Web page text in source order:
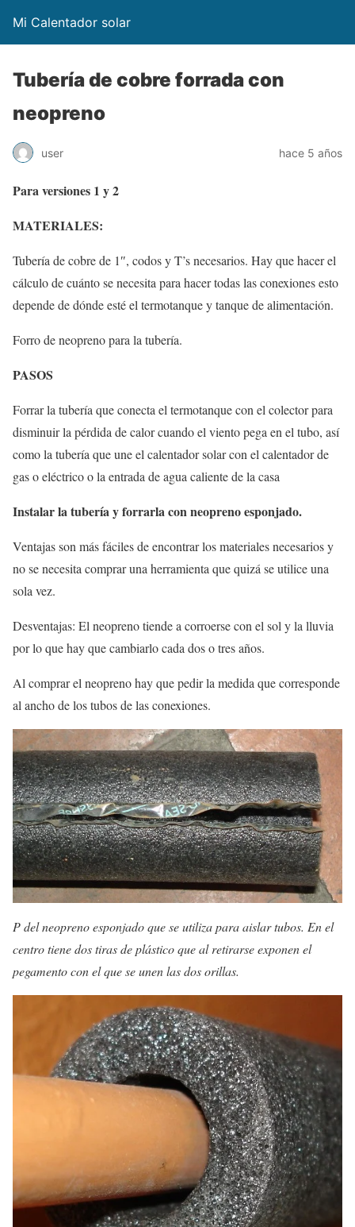
Mi Calentador solar
Tubería de cobre forrada con
neopreno
user hace 5 años
Para versiones 1 y 2
MATERIALES:
Tubería de cobre de 1″, codos y T’s necesarios. Hay que hacer el
cálculo de cuánto se necesita para hacer todas las conexiones esto
depende de dónde esté el termotanque y tanque de alimentación.
Forro de neopreno para la tubería.
PASOS
Forrar la tubería que conecta el termotanque con el colector para
disminuir la pérdida de calor cuando el viento pega en el tubo, así
como la tubería que une el calentador solar con el calentador de
gas o eléctrico o la entrada de agua caliente de la casa
Instalar la tubería y forrarla con neopreno esponjado.
Ventajas son más fáciles de encontrar los materiales necesarios y
no se necesita comprar una herramienta que quizá se utilice una
sola vez.
Desventajas: El neopreno tiende a corroerse con el sol y la lluvia
por lo que hay que cambiarlo cada dos o tres años.
Al comprar el neopreno hay que pedir la medida que corresponde
al ancho de los tubos de las conexiones.
P del neopreno esponjado que se utiliza para aislar tubos. En el
centro tiene dos tiras de plástico que al retirarse exponen el
pegamento con el que se unen las dos orillas.